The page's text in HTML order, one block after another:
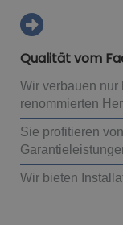
Qualität vom
Wir verbauen nur
renommierten
Sie profitieren
Wir bieten